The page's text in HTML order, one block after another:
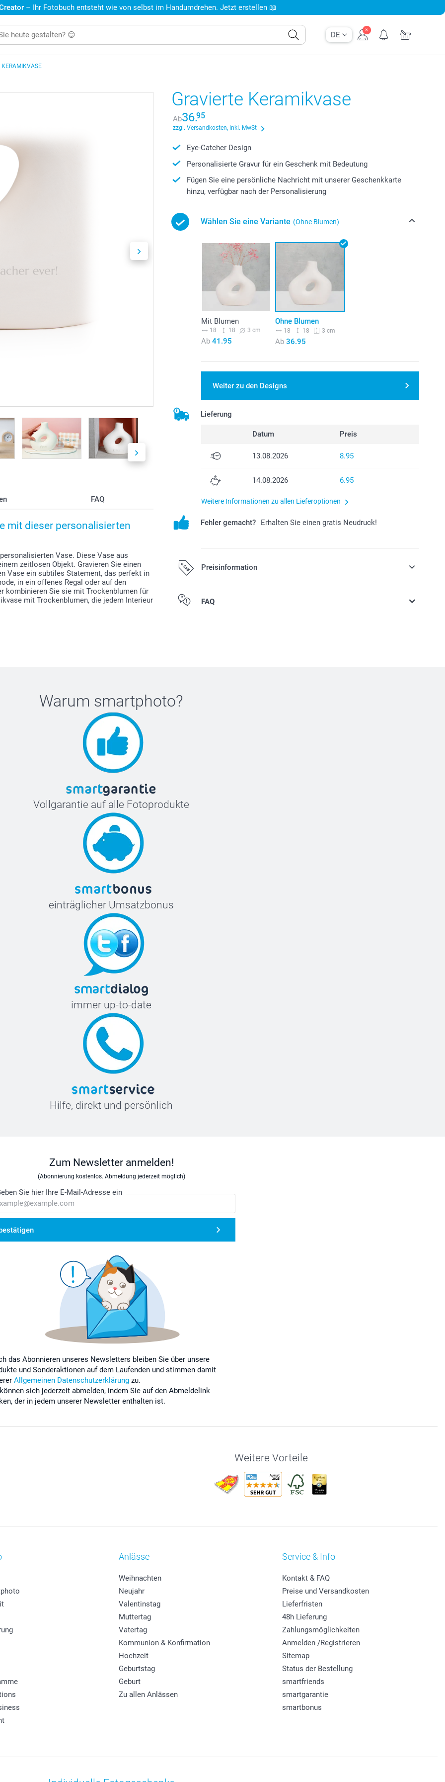
DE
– Ihr Fotobuch entsteht wie von selbst im Handumdrehen. Jetzt erstellen 📖
KERAMIKVASE
FAQ
mit dieser personalisierten
Vase. Diese Vase aus
zeitlosen Objekt. Gravieren Sie einen
Vase ein subtiles Statement, das perfekt in
in ein offenes Regal oder auf den
kombinieren Sie sie mit Trockenblumen für
mit Trockenblumen, die jedem Interieur
Gravierte Keramikvase
Ab36.95
zzgl. Versandkosten, inkl. MwSt
Eye-Catcher Design
Personalisierte Gravur für ein Geschenk mit Bedeutung
Fügen Sie eine persönliche Nachricht mit unserer Geschenkkarte
hinzu, verfügbar nach der Personalisierung
Wählen Sie eine Variante (Ohne Blumen)
Mit Blumen
18 18 3 cm
Ab 41.95
Ohne Blumen
18 18 3 cm
Ab 36.95
Weiter zu den Designs
Lieferung
Datum Preis
13.08.2026 8.95
14.08.2026 6.95
Weitere Informationen zu allen Lieferoptionen
Fehler gemacht? Erhalten Sie einen gratis Neudruck!
Preisinformation
Alle Preise verstehen sich in Schweizer Franken (CHF) inkl. MwSt. und
FAQ
Warum smartphoto?
Vollgarantie auf alle Fotoprodukte
einträglicher Umsatzbonus
immer up-to-date
Hilfe, direkt und persönlich
Zum Newsletter anmelden!
(Abonnierung kostenlos. Abmeldung jederzeit möglich)
Sie hier Ihre E-Mail-Adresse ein
das Abonnieren unseres Newsletters bleiben Sie über unsere
und Sonderaktionen auf dem Laufenden und stimmen damit
Allgemeinen Datenschutzerklärung zu.
sich jederzeit abmelden, indem Sie auf den Abmeldelink
der in jedem unserer Newsletter enthalten ist.
Weitere Vorteile
Anlässe
Weihnachten
Neujahr
Valentinstag
Muttertag
Vatertag
Kommunion & Konfirmation
Hochzeit
Geburtstag
Geburt
Zu allen Anlässen
Service & Info
Kontakt & FAQ
Preise und Versandkosten
Lieferfristen
48h Lieferung
Zahlungsmöglichkeiten
Anmelden /Registrieren
Sitemap
Status der Bestellung
smartfriends
smartgarantie
smartbonus